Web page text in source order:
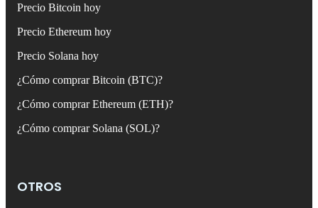
Precio Bitcoin hoy
Precio Ethereum hoy
Precio Solana hoy
¿Cómo comprar Bitcoin (BTC)?
¿Cómo comprar Ethereum (ETH)?
¿Cómo comprar Solana (SOL)?
OTROS